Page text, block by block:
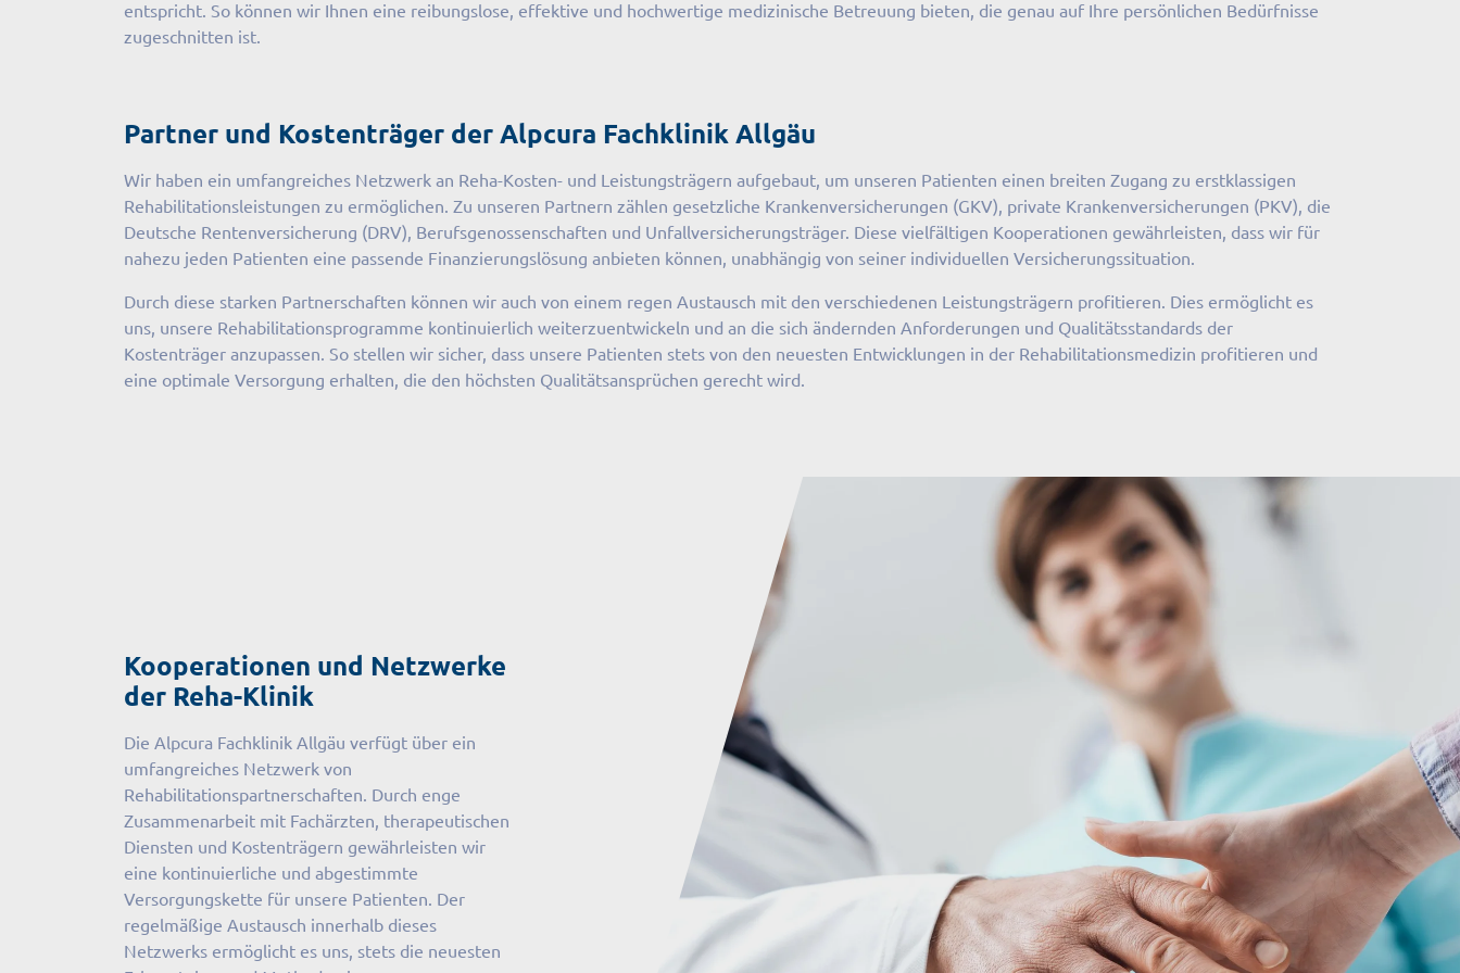
entspricht. So können wir Ihnen eine reibungslose, effektive und hochwertige medizinische Betreuung bieten, die genau auf Ihre persönlichen Bedürfnisse
zugeschnitten ist.
Partner und Kostenträger der Alpcura Fachklinik Allgäu
Wir haben ein umfangreiches Netzwerk an Reha-Kosten- und Leistungsträgern aufgebaut, um unseren Patienten einen breiten Zugang zu erstklassigen
Rehabilitationsleistungen zu ermöglichen. Zu unseren Partnern zählen gesetzliche Krankenversicherungen (GKV), private Krankenversicherungen (PKV), die
Deutsche Rentenversicherung (DRV), Berufsgenossenschaften und Unfallversicherungsträger. Diese vielfältigen Kooperationen gewährleisten, dass wir für
nahezu jeden Patienten eine passende Finanzierungslösung anbieten können, unabhängig von seiner individuellen Versicherungssituation.
Durch diese starken Partnerschaften können wir auch von einem regen Austausch mit den verschiedenen Leistungsträgern profitieren. Dies ermöglicht es
uns, unsere Rehabilitationsprogramme kontinuierlich weiterzuentwickeln und an die sich ändernden Anforderungen und Qualitätsstandards der
Kostenträger anzupassen. So stellen wir sicher, dass unsere Patienten stets von den neuesten Entwicklungen in der Rehabilitationsmedizin profitieren und
eine optimale Versorgung erhalten, die den höchsten Qualitätsansprüchen gerecht wird.
Kooperationen und Netzwerke
der Reha-Klinik
Die Alpcura Fachklinik Allgäu verfügt über ein
umfangreiches Netzwerk von
Rehabilitationspartnerschaften. Durch enge
Zusammenarbeit mit Fachärzten, therapeutischen
Diensten und Kostenträgern gewährleisten wir
eine kontinuierliche und abgestimmte
Versorgungskette für unsere Patienten. Der
regelmäßige Austausch innerhalb dieses
Netzwerks ermöglicht es uns, stets die neuesten